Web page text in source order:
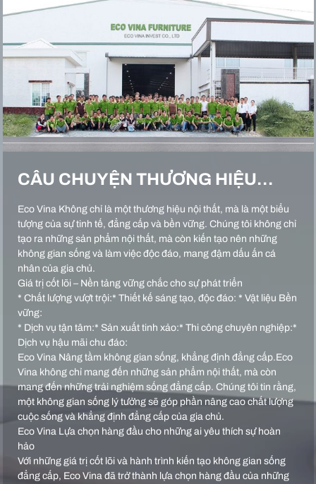
CÂU CHUYỆN THƯƠNG HIỆU…
Eco Vina Không chỉ là một thương hiệu nội thất, mà là một biểu
tượng của sự tinh tế, đẳng cấp và bền vững. Chúng tôi không chỉ
tạo ra những sản phẩm nội thất, mà còn kiến tạo nên những
không gian sống và làm việc độc đáo, mang đậm dấu ấn cá
nhân của gia chủ.
Giá trị cốt lõi – Nền tảng vững chắc cho sự phát triển
* Chất lượng vượt trội:* Thiết kế sáng tạo, độc đáo: * Vật liệu Bền
vững:
* Dịch vụ tận tâm:* Sản xuất tinh xảo:* Thi công chuyên nghiệp:*
Dịch vụ hậu mãi chu đáo:
Eco Vina Nâng tầm không gian sống, khẳng định đẳng cấp.Eco
Vina không chỉ mang đến những sản phẩm nội thất, mà còn
mang đến những trải nghiệm sống đẳng cấp. Chúng tôi tin rằng,
một không gian sống lý tưởng sẽ góp phần nâng cao chất lượng
cuộc sống và khẳng định đẳng cấp của gia chủ.
Eco Vina Lựa chọn hàng đầu cho những ai yêu thích sự hoàn
hảo
Với những giá trị cốt lõi và hành trình kiến tạo không gian sống
đẳng cấp, Eco Vina đã trở thành lựa chọn hàng đầu của những